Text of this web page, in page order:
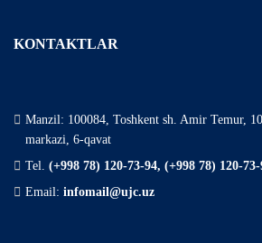
KONTAKTLAR
Manzil: 100084, Toshkent sh. Amir Temur,
markazi, 6-qavat
Tel.
(+998 78) 120-73-94, (+998 78) 120-
Email: infomail@ujc.uz